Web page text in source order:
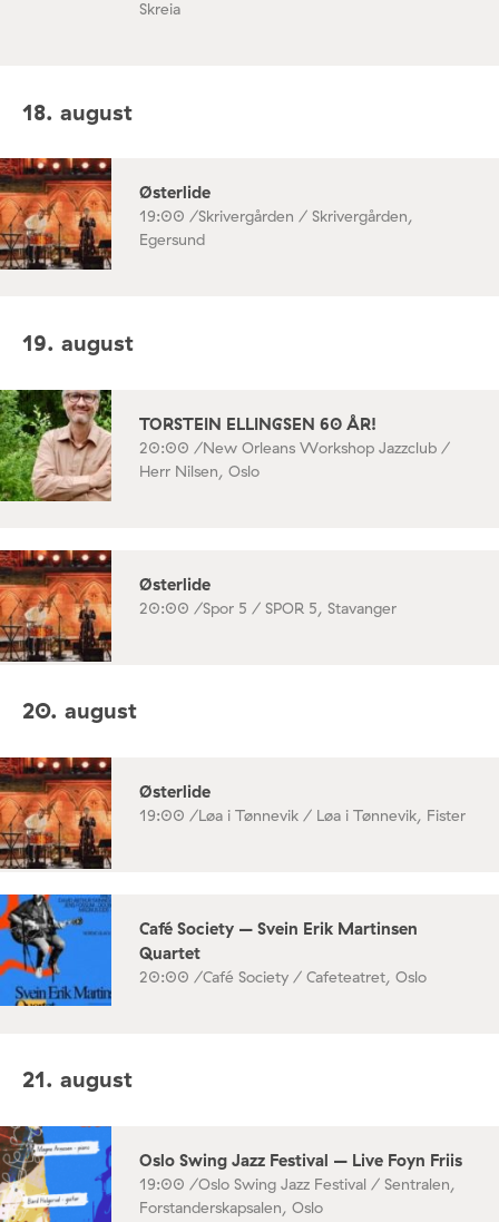
Skreia
18. august
Østerlide
19:00 /Skrivergården / Skrivergården,
Egersund
19. august
TORSTEIN ELLINGSEN 60 ÅR!
20:00 /New Orleans Workshop Jazzclub /
Herr Nilsen, Oslo
Østerlide
20:00 /Spor 5 / SPOR 5, Stavanger
20. august
Østerlide
19:00 /Løa i Tønnevik / Løa i Tønnevik, Fister
Café Society – Svein Erik Martinsen
Quartet
20:00 /Café Society / Cafeteatret, Oslo
21. august
Oslo Swing Jazz Festival – Live Foyn Friis
19:00 /Oslo Swing Jazz Festival / Sentralen,
Forstanderskapsalen, Oslo